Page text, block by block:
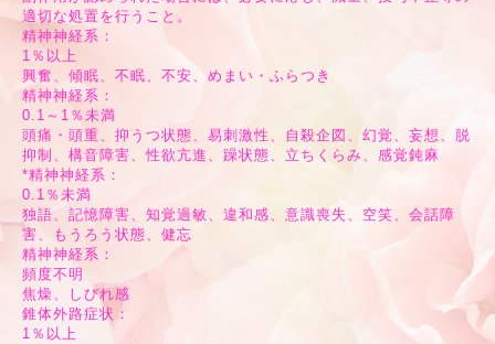
適切な処置を行うこと。
精神神経系：
1％以上
興奮、傾眠、不眠、不安、めまい・ふらつき
精神神経系：
0.1～1％未満
頭痛・頭重、抑うつ状態、易刺激性、自殺企図、幻覚、妄想、脱
抑制、構音障害、性欲亢進、躁状態、立ちくらみ、感覚鈍麻
*精神神経系：
0.1％未満
独語、記憶障害、知覚過敏、違和感、意識喪失、空笑、会話障
害、もうろう状態、健忘
精神神経系：
頻度不明
焦燥、しびれ感
錐体外路症状：
1％以上